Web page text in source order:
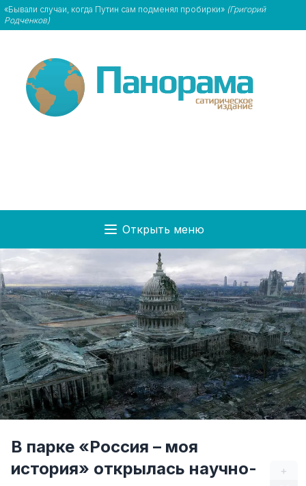
«Бывали случаи, когда Путин сам подменял пробирки» (Григорий
Родченков)
Открыть меню
+
В парке «Россия – моя
история» открылась научно-